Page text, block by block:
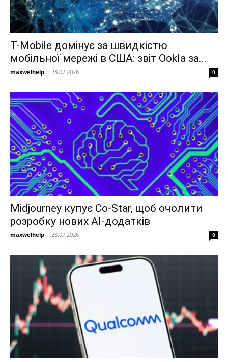
T-Mobile домінує за швидкістю
мобільної мережі в США: звіт Ookla за...
maxwelhelp - 28.07.2026 0
Midjourney купує Co-Star, щоб очолити
розробку нових AI-додатків
maxwelhelp - 28.07.2026 0